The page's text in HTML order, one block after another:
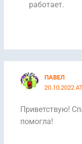
работает.
ПАВЕЛ
20.10.2022
Приветствую!
помогла!